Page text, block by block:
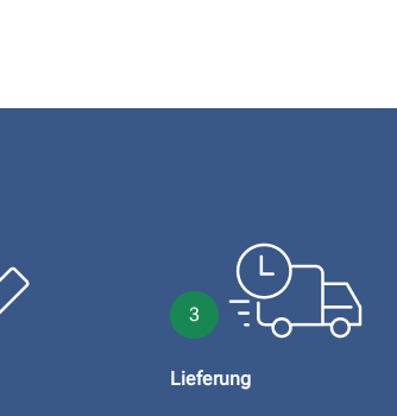
3
Lieferung